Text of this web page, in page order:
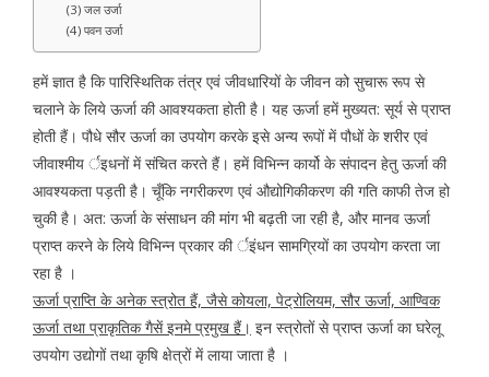
(3) जल उर्जा
(4) पवन उर्जा
हमें ज्ञात है कि पारिस्थितिक तंत्र एवं जीवधारियों के जीवन को सुचारू रूप से
चलाने के लिये ऊर्जा की आवश्यकता होती है। यह ऊर्जा हमें मुख्यत: सूर्य से प्राप्त
होती हैं। पौधे सौर ऊर्जा का उपयोग करके इसे अन्य रूपों में पौधों के शरीर एवं
जीवाश्मीय र्इधनों में संचित करते हैं। हमें विभिन्न कार्यो के संपादन हेतु ऊर्जा की
आवश्यकता पड़ती है। चूँकि नगरीकरण एवं औद्योगिकीकरण की गति काफी तेज हो
चुकी है। अत: ऊर्जा के संसाधन की मांग भी बढ़ती जा रही है, और मानव ऊर्जा
प्राप्त करने के लिये विभिन्न प्रकार की र्इंधन सामग्रियों का उपयोग करता जा
रहा है ।
ऊर्जा प्राप्ति के अनेक स्त्रोत हैं, जैसे कोयला, पेट्रोलियम, सौर ऊर्जा, आण्विक
ऊर्जा तथा प्राकृतिक गैसें इनमे प्रमुख हैं। इन स्त्रोतों से प्राप्त ऊर्जा का घरेलू
उपयोग उद्योगों तथा कृषि क्षेत्रों में लाया जाता है ।